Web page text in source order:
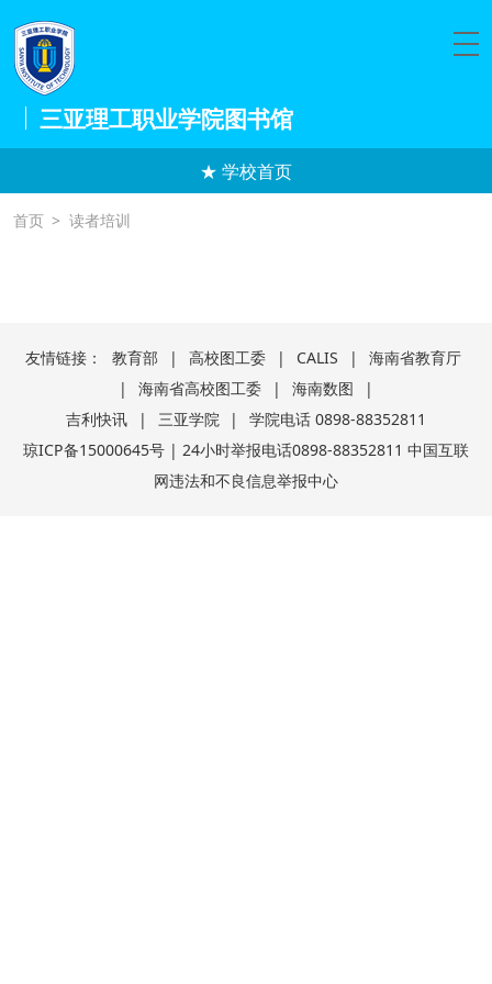
三亚理工职业学院图书馆
★ 学校首页
首页 > 读者培训
友情链接： 教育部 | 高校图工委 | CALIS |
海南省教育厅
|
海南省高校图工委 | 海南数图
|
吉利快讯
| 三亚学院 |
学院电话 0898-88352811
琼ICP备15000645号 | 24小时举报电话0898-88352811 中国互联
网违法和不良信息举报中心